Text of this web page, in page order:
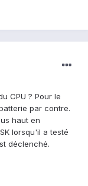
CPU ? Pour le
par contre.
haut en
lorsqu'il a testé
déclenché.